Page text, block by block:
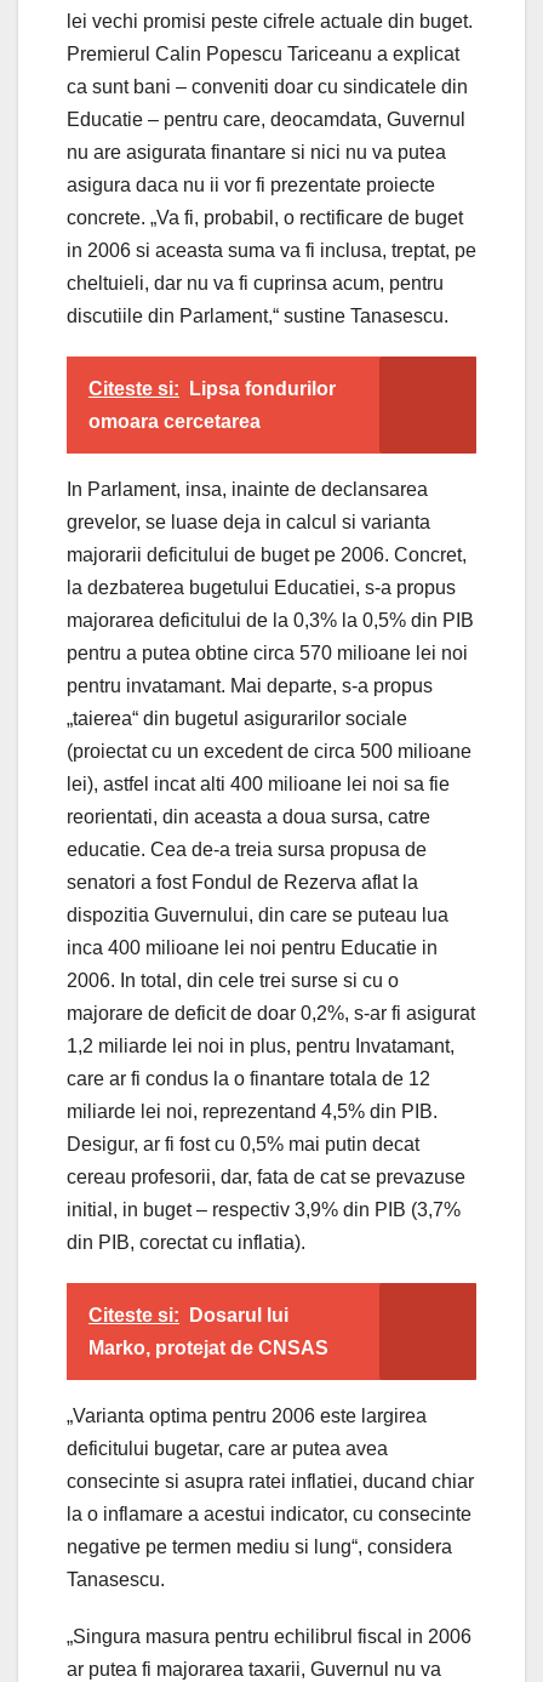
lei vechi promisi peste cifrele actuale din buget.
Premierul Calin Popescu Tariceanu a explicat
ca sunt bani – conveniti doar cu sindicatele din
Educatie – pentru care, deocamdata, Guvernul
nu are asigurata finantare si nici nu va putea
asigura daca nu ii vor fi prezentate proiecte
concrete. „Va fi, probabil, o rectificare de buget
in 2006 si aceasta suma va fi inclusa, treptat, pe
cheltuieli, dar nu va fi cuprinsa acum, pentru
discutiile din Parlament,“ sustine Tanasescu.
Citeste si:
Lipsa fondurilor
omoara cercetarea
In Parlament, insa, inainte de declansarea
grevelor, se luase deja in calcul si varianta
majorarii deficitului de buget pe 2006. Concret,
la dezbaterea bugetului Educatiei, s-a propus
majorarea deficitului de la 0,3% la 0,5% din PIB
pentru a putea obtine circa 570 milioane lei noi
pentru invatamant. Mai departe, s-a propus
„taierea“ din bugetul asigurarilor sociale
(proiectat cu un excedent de circa 500 milioane
lei), astfel incat alti 400 milioane lei noi sa fie
reorientati, din aceasta a doua sursa, catre
educatie. Cea de-a treia sursa propusa de
senatori a fost Fondul de Rezerva aflat la
dispozitia Guvernului, din care se puteau lua
inca 400 milioane lei noi pentru Educatie in
2006. In total, din cele trei surse si cu o
majorare de deficit de doar 0,2%, s-ar fi asigurat
1,2 miliarde lei noi in plus, pentru Invatamant,
care ar fi condus la o finantare totala de 12
miliarde lei noi, reprezentand 4,5% din PIB.
Desigur, ar fi fost cu 0,5% mai putin decat
cereau profesorii, dar, fata de cat se prevazuse
initial, in buget – respectiv 3,9% din PIB (3,7%
din PIB, corectat cu inflatia).
Citeste si:
Dosarul lui
Marko, protejat de CNSAS
„Varianta optima pentru 2006 este largirea
deficitului bugetar, care ar putea avea
consecinte si asupra ratei inflatiei, ducand chiar
la o inflamare a acestui indicator, cu consecinte
negative pe termen mediu si lung“, considera
Tanasescu.
„Singura masura pentru echilibrul fiscal in 2006
ar putea fi majorarea taxarii, Guvernul nu va